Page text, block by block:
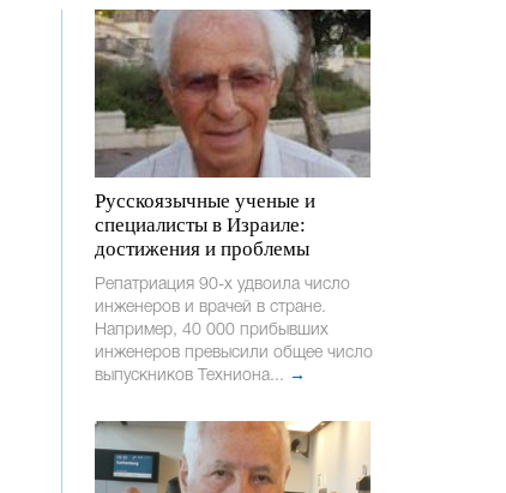
Русскоязычные ученые и
специалисты в Израиле:
достижения и проблемы
Репатриация 90-х удвоила число
инженеров и врачей в стране.
Например, 40 000 прибывших
инженеров превысили общее число
выпускников Техниона... →